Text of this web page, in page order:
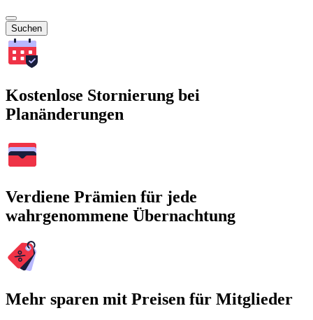
Suchen
Kostenlose Stornierung bei
Planänderungen
Verdiene Prämien für jede
wahrgenommene Übernachtung
Mehr sparen mit Preisen für Mitglieder